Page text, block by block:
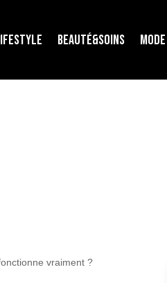
BEAUTÉ&SOINS MODE
vraiment ?